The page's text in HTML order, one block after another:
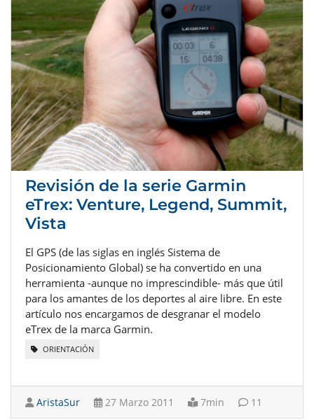
Revisión de la serie Garmin
eTrex: Venture, Legend, Summit,
Vista
El GPS (de las siglas en inglés Sistema de
Posicionamiento Global) se ha convertido en una
herramienta -aunque no imprescindible- más que útil
para los amantes de los deportes al aire libre. En este
artículo nos encargamos de desgranar el modelo
eTrex de la marca Garmin.
ORIENTACIÓN
AristaSur 27 Marzo 2011 7min 11